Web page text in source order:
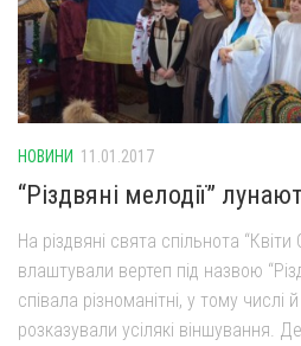
НОВИНИ 11.01.2017
“Різдвяні мелодії”
На різдвяні свята спільнота
влаштували вертеп під назвою
співала різноманітні, у тому
розказували усілякі віншування.